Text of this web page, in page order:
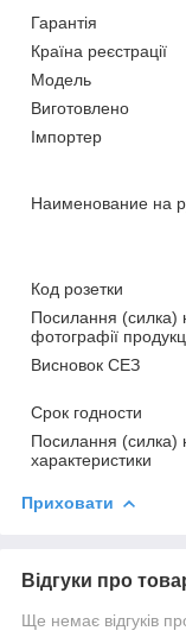
Гарантія
Країна реєстрації
Мoдель
Виготовлено
Імпортер
Наименование на
Код розетки
Посилання (силка)
фотографії
Висновок СЕЗ
Срок годности
Посилання (силка)
характеристики
Приховати
Відгуки про
Ще немає відгуків